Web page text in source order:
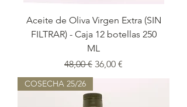
Aceite de Oliva Virgen Extra (SIN
FILTRAR) - Caja 12 botellas 250
ML
Precio
48,00 € Precio de oferta
36,00 €
COSECHA 25/26